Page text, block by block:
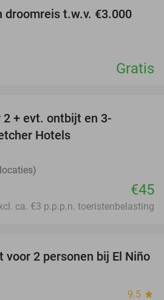
droomreis t.w.v. €3.000
Gratis
+ evt. ontbijt en 3-
Hotels
€45
ca. €3 p.p.p.n. toeristenbelasting
51%
voor 2 personen bij El Niño
9.5 star